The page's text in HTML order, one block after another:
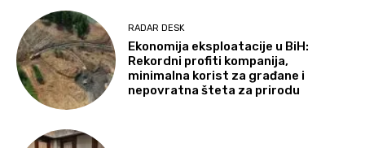
RADAR DESK
Ekonomija eksploatacije u BiH:
Rekordni profiti kompanija,
minimalna korist za građane i
nepovratna šteta za prirodu